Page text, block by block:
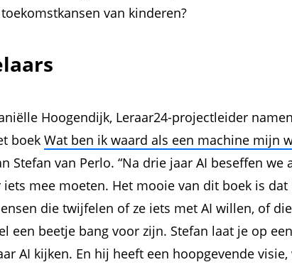
van kinderen?
Hoogendijk, Leraar24-projectleider
boek Wat ben ik waard als een machine mijn
Stefan van Perlo. “Na drie jaar AI beseffen we
iets mee moeten. Het mooie van dit boek is
die twijfelen of ze iets met AI willen, of
een beetje bang voor zijn. Stefan laat je op
AI kijken. En hij heeft een hoopgevende visie,